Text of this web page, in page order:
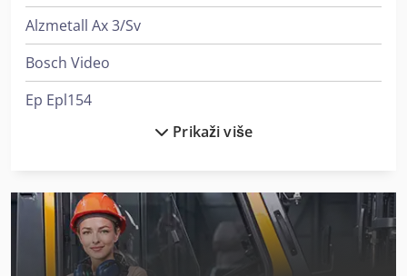
Alzmetall Ax 3/Sv
Bosch Video
Ep Epl154
Graule Zs 85 N
Holzkraft Vsa 38 L
Prikaži više